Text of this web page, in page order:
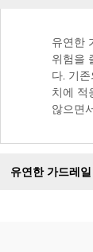
유연한
위험을
다. 기
치에 적
않으면
유연한 가드레